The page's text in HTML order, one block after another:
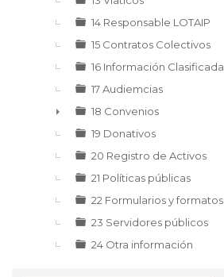
14 Responsable LOTAIP
15 Contratos Colectivos
16 Información Clasificada
17 Audiemcias
►
18 Convenios
19 Donativos
20 Registro de Activos
21 Políticas públicas
22 Formularios y formatos
23 Servidores públicos
24 Otra información